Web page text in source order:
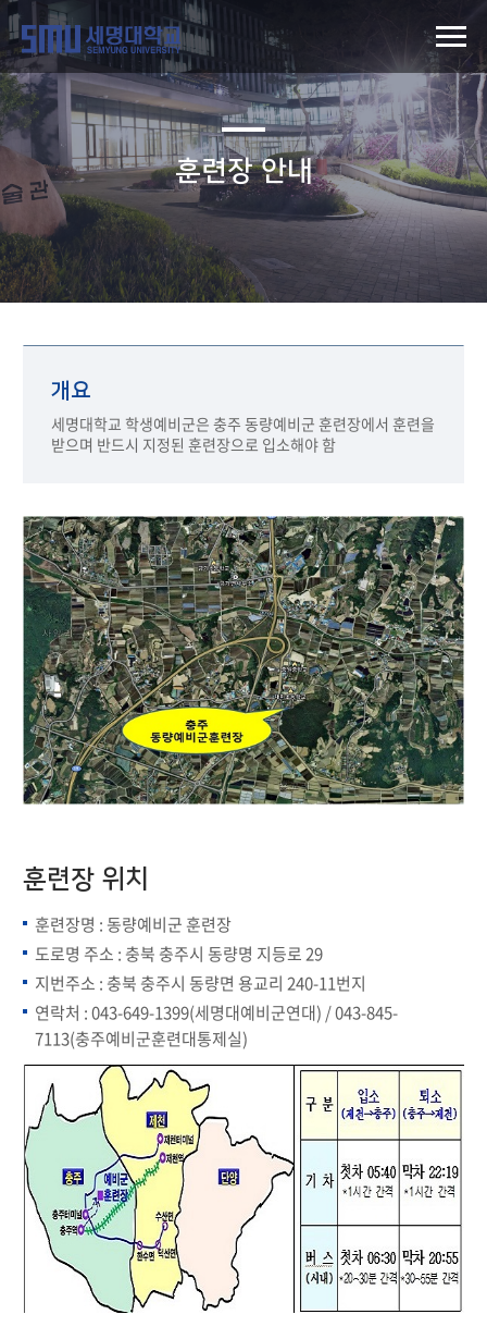
훈련장 안내
개요
세명대학교 학생예비군은 충주 동량예비군 훈련장에서 훈련을
받으며 반드시 지정된 훈련장으로 입소해야 함
훈련장 위치
훈련장명 : 동량예비군 훈련장
도로명 주소 : 충북 충주시 동량명 지등로 29
지번주소 : 충북 충주시 동량면 용교리 240-11번지
연락처 : 043-649-1399(세명대예비군연대) / 043-845-
7113(충주예비군훈련대통제실)